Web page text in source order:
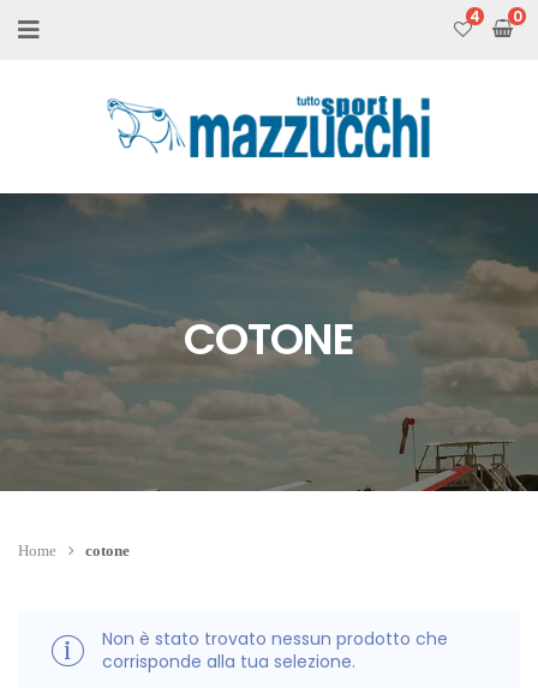
4
COTONE
Home cotone
Non è stato trovato nessun prodotto che
corrisponde alla tua selezione.